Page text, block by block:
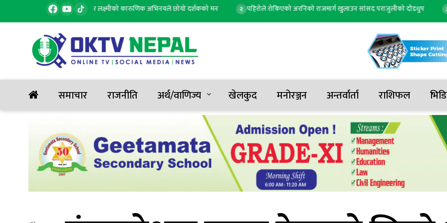
सार्वजनिक, सुरज र लक्ष्मीको कारुणिक अभिनयले छोयो दर्शकको मन २ पहिरोले रोकिएको अरनिको राजमार्ग खुलाउन सांसद पराजुलीको दौडधुप ३ माया गुरुङ
समाचार राजनीति अर्थ/वाणिज्य खेलकुद मनोरञ्जन अन्तर्वार्ता राशिफल